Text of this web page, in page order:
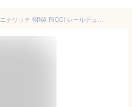
最大P2倍・最大1000円offクーポン ニナリッチ NINA RICCI レールデュタン EDT SP 100ml【当日発送_お休み中】【香水 メンズ レディース】【人気 ブランド ギフト 誕生日 プレゼント】